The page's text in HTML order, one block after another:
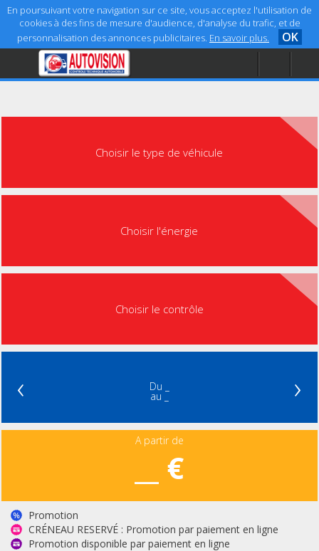
En poursuivant votre navigation sur ce site, vous acceptez l'utilisation de
cookies à des fins de mesure d'audience, d'analyse du trafic, et de
personnalisation des annonces publicitaires. En savoir plus. OK
Accueil
Aide
Choisir le type de véhicule
Choisir l'énergie
Choisir le contrôle
‹ Du _
au _ ›
A partir de
__ €
Promotion
CRÉNEAU RESERVÉ : Promotion par paiement en ligne
Promotion disponible par paiement en ligne